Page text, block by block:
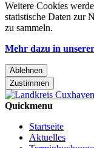
Weitere Cookies
statistische Daten zur
zu sammeln.
Mehr dazu in
Ablehnen
Zustimmen
Quickmenu
Startseite
Aktuelles